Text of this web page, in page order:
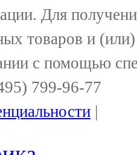
Для
товаров и
с помощью
799-96-77
|